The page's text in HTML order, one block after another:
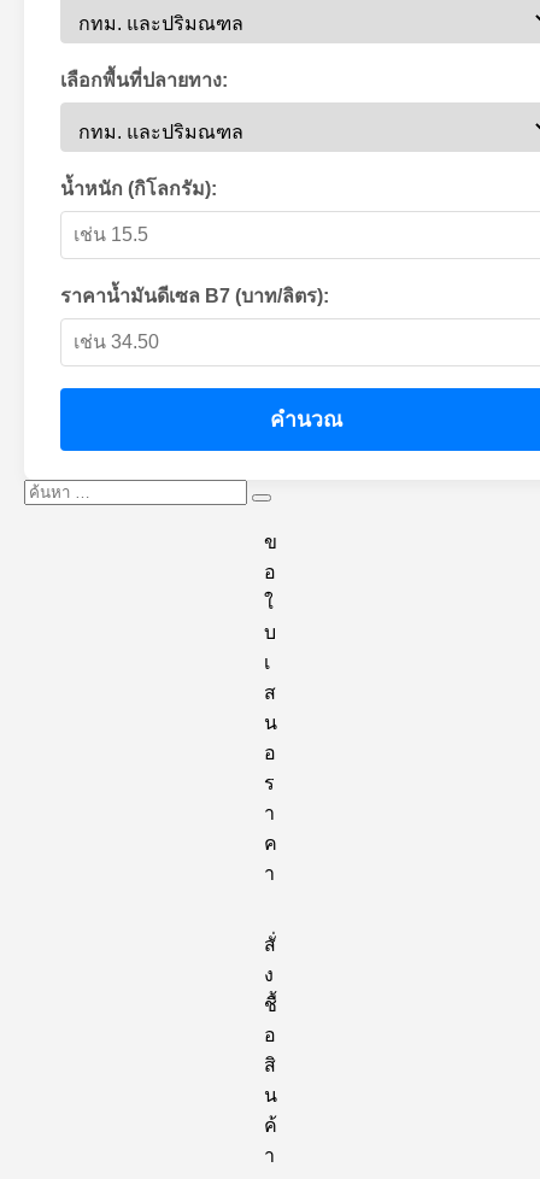
เลือกพื้นที่ปลายทาง:
น้ำหนัก (กิโลกรัม):
ราคาน้ำมันดีเซล B7 (บาท/ลิตร):
คำนวณ
ค้นหา:
ข
อ
ใ
บ
เ
ส
น
อ
ร
า
ค
า
สั่
ง
ชื้
อ
สิ
น
ค้
า